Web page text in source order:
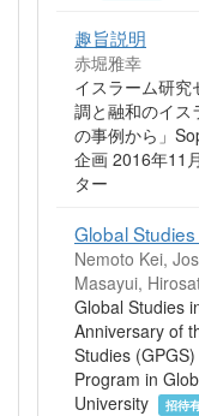
趣旨説明
赤堀雅幸
イスラーム研究
調と融和のイ
の事例から」
企画 2016年11
ター
Global
Nemoto Kei,
Masayui,
Global Studies
Anniversary of
Studies
Program in
University
招待